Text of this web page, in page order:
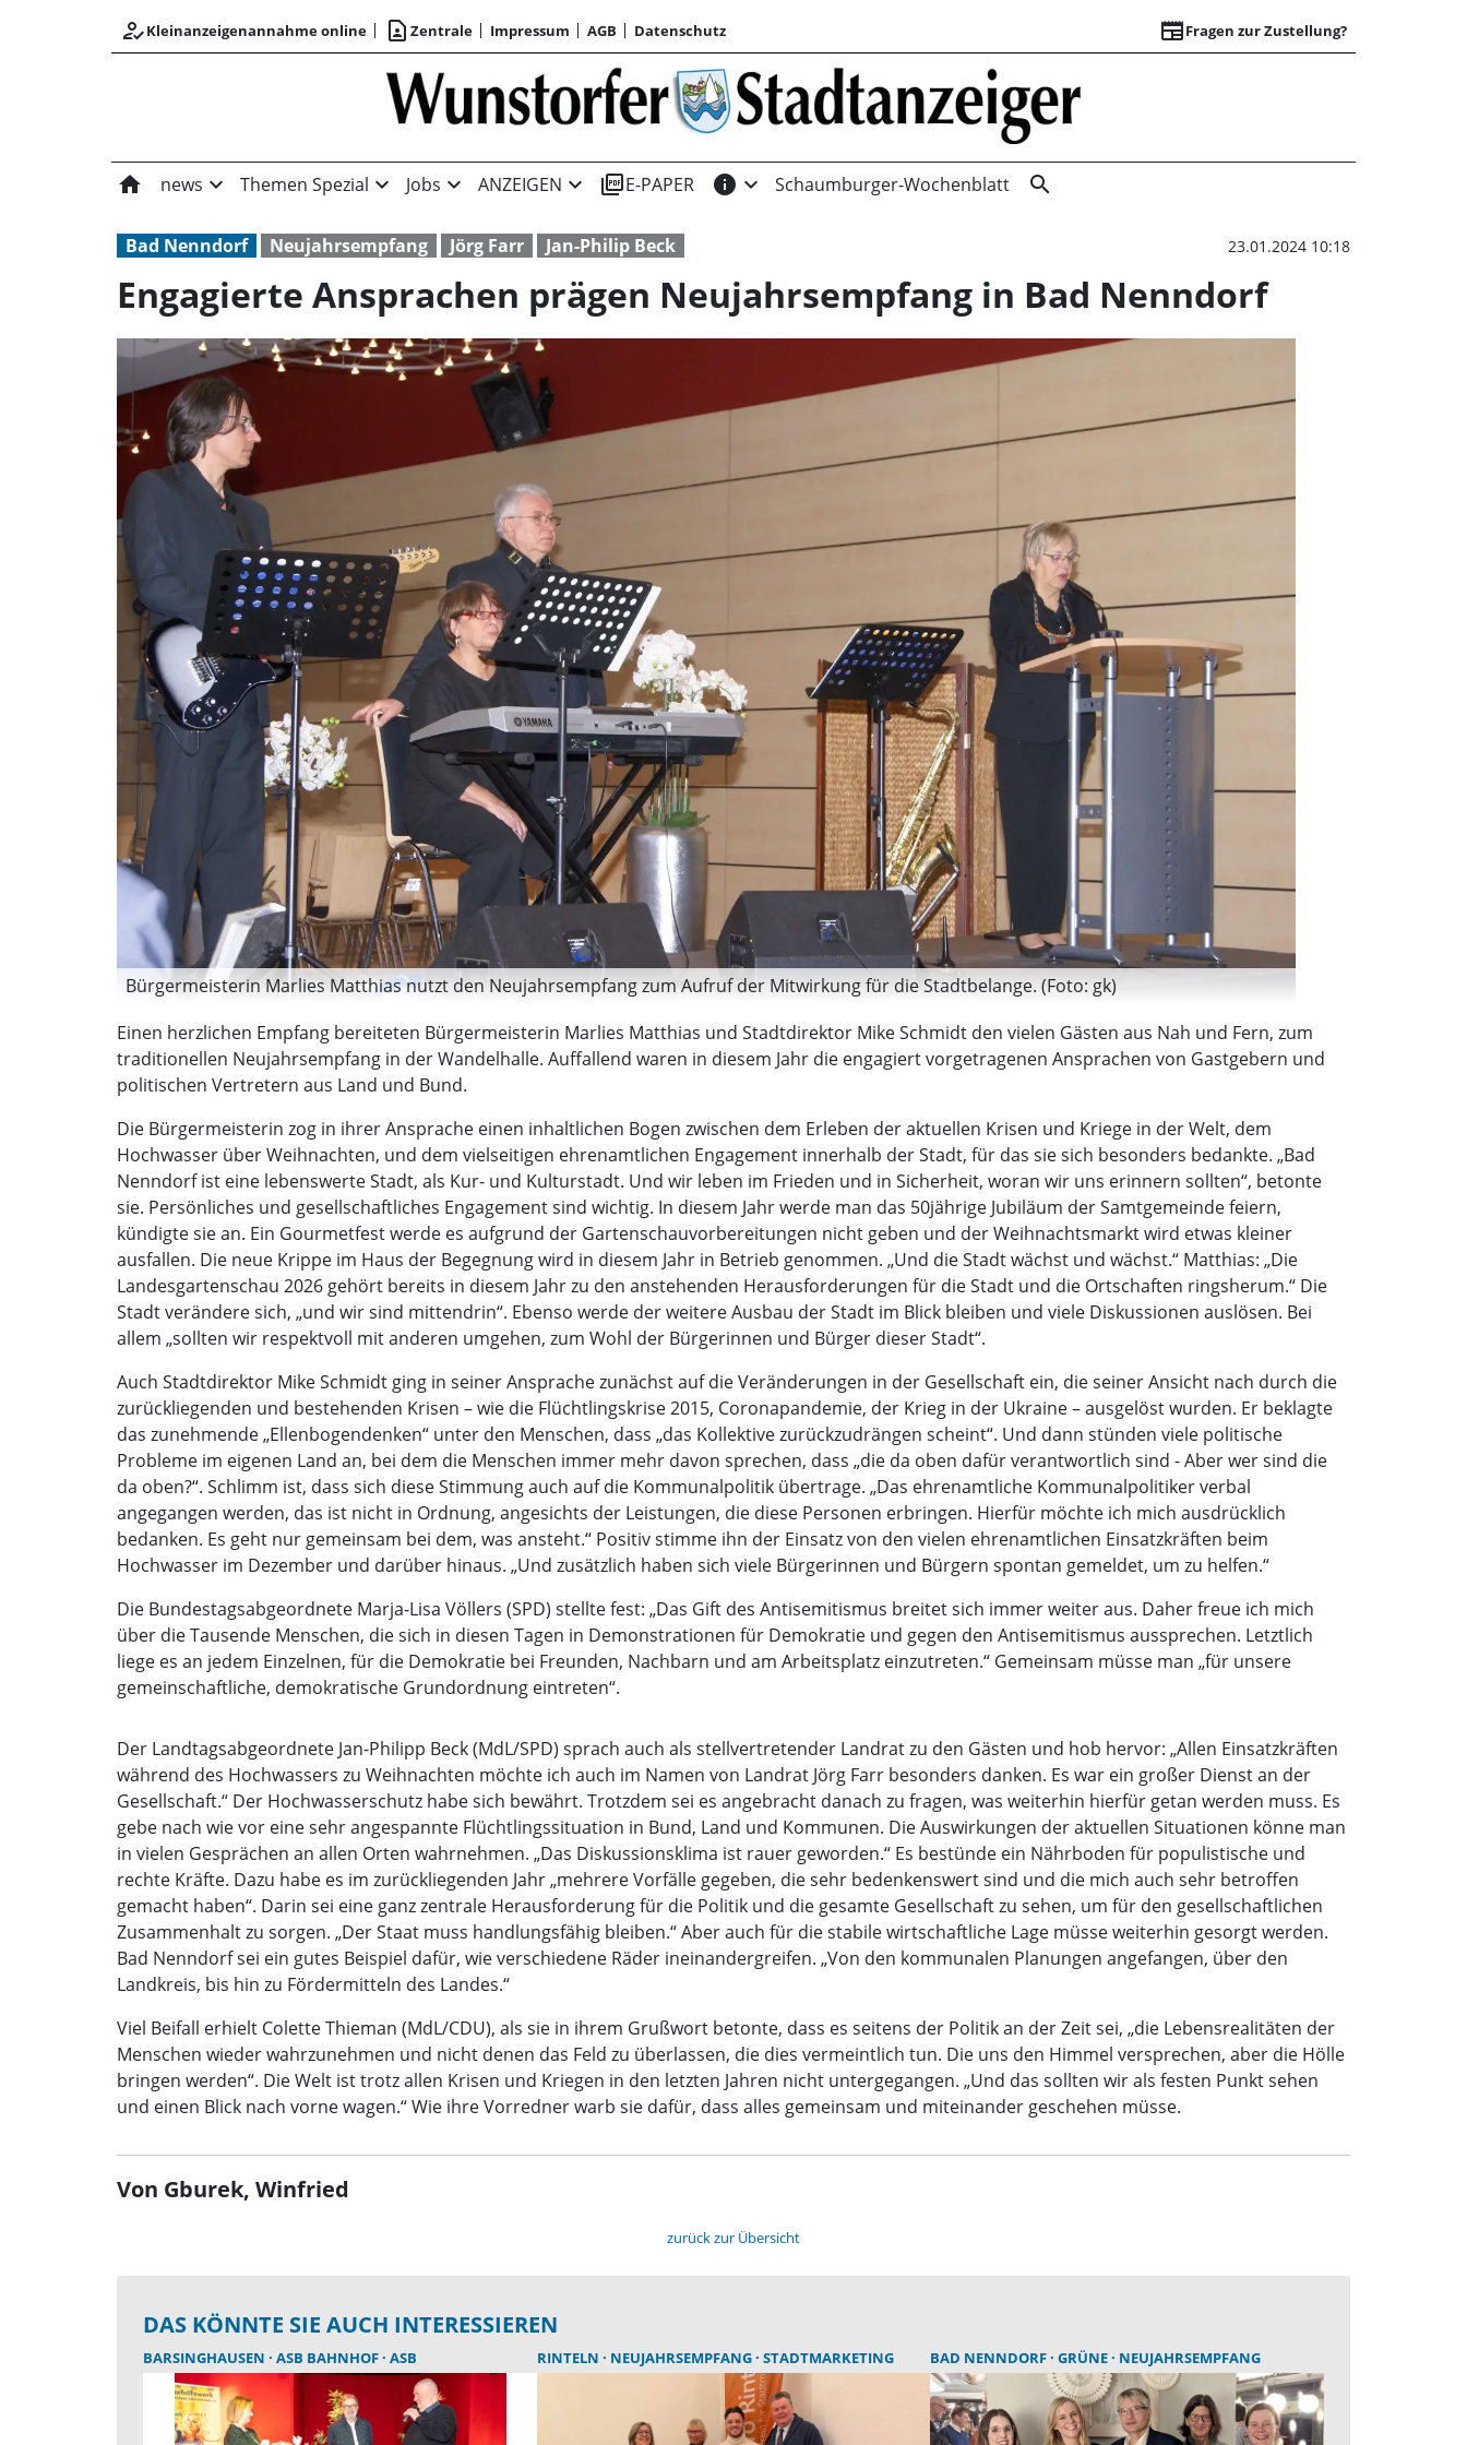
how_to_regKleinanzeigenannahme online contact_page Zentrale Impressum AGB Datenschutz newspaperFragen zur Zustellung?
Engagierte
home news expand_more Themen Spezial expand_more Jobs expand_more ANZEIGEN expand_more picture_as_pdfE-PAPER info expand_more Schaumburger-Wochenblatt search
Bad Nenndorf Neujahrsempfang Jörg Farr Jan-Philip Beck 23.01.2024 10:18
Engagierte Ansprachen prägen Neujahrsempfang in Bad Nenndorf
Bürgermeisterin Marlies Matthias nutzt den Neujahrsempfang zum Aufruf der Mitwirkung für die Stadtbelange. (Foto: gk)
Einen herzlichen Empfang bereiteten Bürgermeisterin Marlies Matthias und Stadtdirektor Mike Schmidt den vielen Gästen aus Nah und Fern, zum
traditionellen Neujahrsempfang in der Wandelhalle. Auffallend waren in diesem Jahr die engagiert vorgetragenen Ansprachen von Gastgebern und
politischen Vertretern aus Land und Bund.
Die Bürgermeisterin zog in ihrer Ansprache einen inhaltlichen Bogen zwischen dem Erleben der aktuellen Krisen und Kriege in der Welt, dem
Hochwasser über Weihnachten, und dem vielseitigen ehrenamtlichen Engagement innerhalb der Stadt, für das sie sich besonders bedankte. „Bad
Nenndorf ist eine lebenswerte Stadt, als Kur- und Kulturstadt. Und wir leben im Frieden und in Sicherheit, woran wir uns erinnern sollten“, betonte
sie. Persönliches und gesellschaftliches Engagement sind wichtig. In diesem Jahr werde man das 50jährige Jubiläum der Samtgemeinde feiern,
kündigte sie an. Ein Gourmetfest werde es aufgrund der Gartenschauvorbereitungen nicht geben und der Weihnachtsmarkt wird etwas kleiner
ausfallen. Die neue Krippe im Haus der Begegnung wird in diesem Jahr in Betrieb genommen. „Und die Stadt wächst und wächst.“ Matthias: „Die
Landesgartenschau 2026 gehört bereits in diesem Jahr zu den anstehenden Herausforderungen für die Stadt und die Ortschaften ringsherum.“ Die
Stadt verändere sich, „und wir sind mittendrin“. Ebenso werde der weitere Ausbau der Stadt im Blick bleiben und viele Diskussionen auslösen. Bei
allem „sollten wir respektvoll mit anderen umgehen, zum Wohl der Bürgerinnen und Bürger dieser Stadt“.
Auch Stadtdirektor Mike Schmidt ging in seiner Ansprache zunächst auf die Veränderungen in der Gesellschaft ein, die seiner Ansicht nach durch die
zurückliegenden und bestehenden Krisen – wie die Flüchtlingskrise 2015, Coronapandemie, der Krieg in der Ukraine – ausgelöst wurden. Er beklagte
das zunehmende „Ellenbogendenken“ unter den Menschen, dass „das Kollektive zurückzudrängen scheint“. Und dann stünden viele politische
Probleme im eigenen Land an, bei dem die Menschen immer mehr davon sprechen, dass „die da oben dafür verantwortlich sind - Aber wer sind die
da oben?“. Schlimm ist, dass sich diese Stimmung auch auf die Kommunalpolitik übertrage. „Das ehrenamtliche Kommunalpolitiker verbal
angegangen werden, das ist nicht in Ordnung, angesichts der Leistungen, die diese Personen erbringen. Hierfür möchte ich mich ausdrücklich
bedanken. Es geht nur gemeinsam bei dem, was ansteht.“ Positiv stimme ihn der Einsatz von den vielen ehrenamtlichen Einsatzkräften beim
Hochwasser im Dezember und darüber hinaus. „Und zusätzlich haben sich viele Bürgerinnen und Bürgern spontan gemeldet, um zu helfen.“
Die Bundestagsabgeordnete Marja-Lisa Völlers (SPD) stellte fest: „Das Gift des Antisemitismus breitet sich immer weiter aus. Daher freue ich mich
über die Tausende Menschen, die sich in diesen Tagen in Demonstrationen für Demokratie und gegen den Antisemitismus aussprechen. Letztlich
liege es an jedem Einzelnen, für die Demokratie bei Freunden, Nachbarn und am Arbeitsplatz einzutreten.“ Gemeinsam müsse man „für unsere
gemeinschaftliche, demokratische Grundordnung eintreten“.
Der Landtagsabgeordnete Jan-Philipp Beck (MdL/SPD) sprach auch als stellvertretender Landrat zu den Gästen und hob hervor: „Allen Einsatzkräften
während des Hochwassers zu Weihnachten möchte ich auch im Namen von Landrat Jörg Farr besonders danken. Es war ein großer Dienst an der
Gesellschaft.“ Der Hochwasserschutz habe sich bewährt. Trotzdem sei es angebracht danach zu fragen, was weiterhin hierfür getan werden muss. Es
gebe nach wie vor eine sehr angespannte Flüchtlingssituation in Bund, Land und Kommunen. Die Auswirkungen der aktuellen Situationen könne man
in vielen Gesprächen an allen Orten wahrnehmen. „Das Diskussionsklima ist rauer geworden.“ Es bestünde ein Nährboden für populistische und
rechte Kräfte. Dazu habe es im zurückliegenden Jahr „mehrere Vorfälle gegeben, die sehr bedenkenswert sind und die mich auch sehr betroffen
gemacht haben“. Darin sei eine ganz zentrale Herausforderung für die Politik und die gesamte Gesellschaft zu sehen, um für den gesellschaftlichen
Zusammenhalt zu sorgen. „Der Staat muss handlungsfähig bleiben.“ Aber auch für die stabile wirtschaftliche Lage müsse weiterhin gesorgt werden.
Bad Nenndorf sei ein gutes Beispiel dafür, wie verschiedene Räder ineinandergreifen. „Von den kommunalen Planungen angefangen, über den
Landkreis, bis hin zu Fördermitteln des Landes.“
Viel Beifall erhielt Colette Thieman (MdL/CDU), als sie in ihrem Grußwort betonte, dass es seitens der Politik an der Zeit sei, „die Lebensrealitäten der
Menschen wieder wahrzunehmen und nicht denen das Feld zu überlassen, die dies vermeintlich tun. Die uns den Himmel versprechen, aber die Hölle
bringen werden“. Die Welt ist trotz allen Krisen und Kriegen in den letzten Jahren nicht untergegangen. „Und das sollten wir als festen Punkt sehen
und einen Blick nach vorne wagen.“ Wie ihre Vorredner warb sie dafür, dass alles gemeinsam und miteinander geschehen müsse.
Von Gburek, Winfried
zurück zur Übersicht
DAS KÖNNTE SIE AUCH INTERESSIEREN
BARSINGHAUSEN ASB BAHNHOF ASB RINTELN NEUJAHRSEMPFANG STADTMARKETING BAD NENNDORF GRÜNE NEUJAHRSEMPFANG